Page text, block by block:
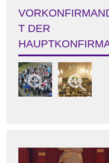
T DER